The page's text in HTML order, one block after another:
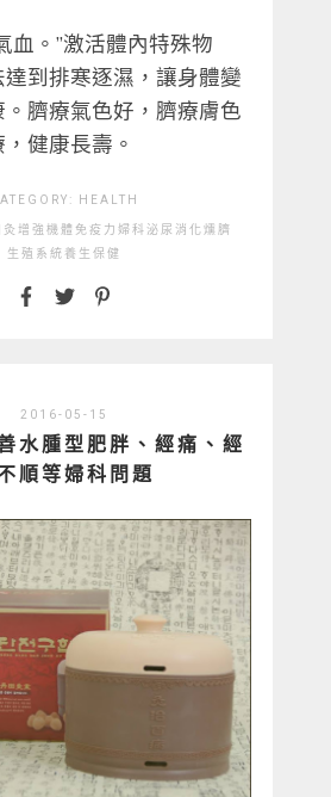
血。”激活體內特殊物
到排寒逐濕，讓身體變
臍療氣色好，臍療膚色
健康長壽。
HEALTH
增強機體免疫力 婦科泌尿 消化燻臍
生殖系統 養生保健
2016-05-15
順等婦科問題